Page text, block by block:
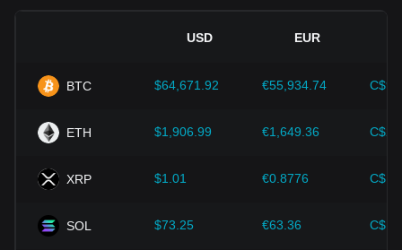
性的提升，都為比特幣等加密貨幣的價值成長提供了強而有力
投資者需深入了解這些因素，以避免做出錯誤決策。在綜合考
趨勢，並根據市場變化及時調整投資策略。
USD EUR
BTC $64,671.92 €55,934.74
ETH $1,906.99 €1,649.36
XRP $1.01 €0.8776
SOL $73.25 €63.36